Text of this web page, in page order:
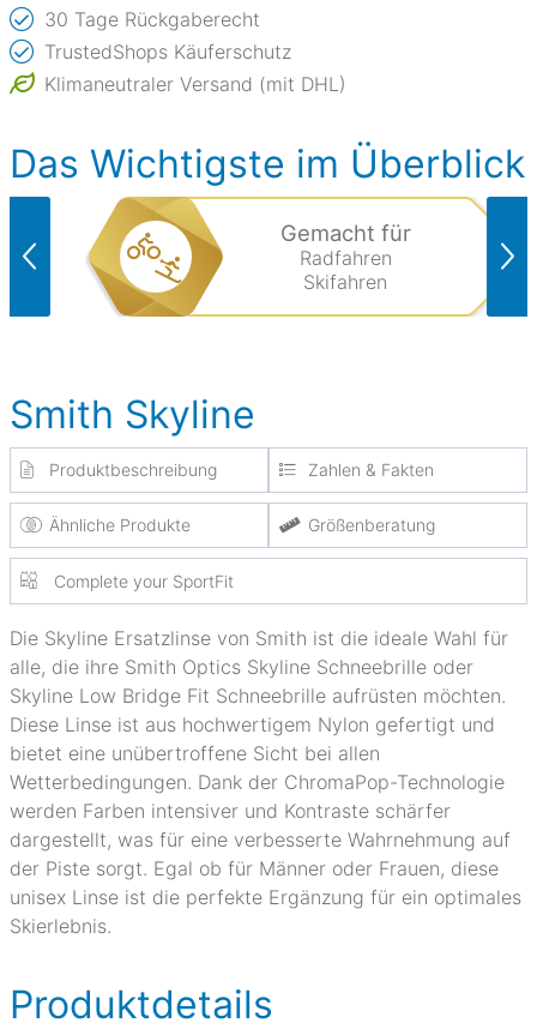
30 Tage Rückgaberecht
TrustedShops Käuferschutz
Klimaneutraler Versand (mit DHL)
Das Wichtigste im Überblick
Gemacht für
Radfahren
Skifahren
Smith Skyline
Produktbeschreibung Zahlen & Fakten
Ähnliche Produkte Größenberatung
Complete your SportFit
Die Skyline Ersatzlinse von Smith ist die ideale Wahl für
alle, die ihre Smith Optics Skyline Schneebrille oder
Skyline Low Bridge Fit Schneebrille aufrüsten möchten.
Diese Linse ist aus hochwertigem Nylon gefertigt und
bietet eine unübertroffene Sicht bei allen
Wetterbedingungen. Dank der ChromaPop-Technologie
werden Farben intensiver und Kontraste schärfer
dargestellt, was für eine verbesserte Wahrnehmung auf
der Piste sorgt. Egal ob für Männer oder Frauen, diese
unisex Linse ist die perfekte Ergänzung für ein optimales
Skierlebnis.
Produktdetails